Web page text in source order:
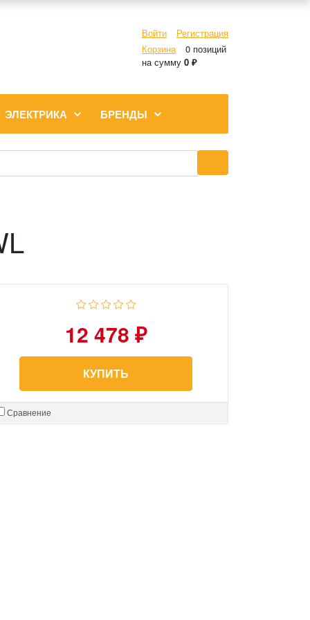
Войти
Регистрация
Корзина
0 позиций
на сумму 0 ₽
ЭЛЕКТРИКА БРЕНДЫ
12 478 ₽
КУПИТЬ
Сравнение